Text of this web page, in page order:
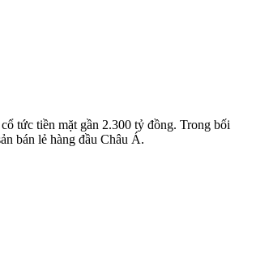
tức tiền mặt gần 2.300 tỷ đồng. Trong bối
bán lẻ hàng đầu Châu Á.